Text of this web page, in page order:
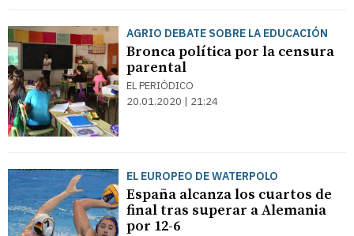
AGRIO DEBATE SOBRE LA EDUCACIÓN
Bronca política por la censura
parental
EL PERIÓDICO
20.01.2020 | 21:24
EL EUROPEO DE WATERPOLO
España alcanza los cuartos de
final tras superar a Alemania
por 12-6